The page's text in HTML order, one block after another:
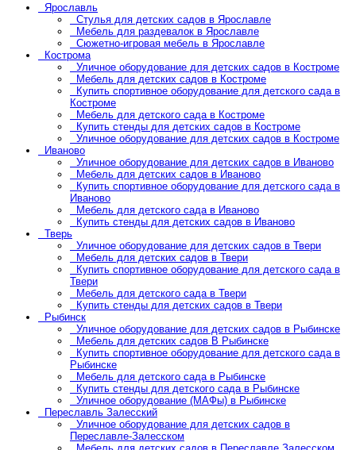
Ярославль
Стулья для детских садов в Ярославле
Мебель для раздевалок в Ярославле
Сюжетно-игровая мебель в Ярославле
Кострома
Уличное оборудование для детских садов в Костроме
Мебель для детских садов в Костроме
Купить спортивное оборудование для детского сада в
Костроме
Мебель для детского сада в Костроме
Купить стенды для детских садов в Костроме
Уличное оборудование для детских садов в Костроме
Иваново
Уличное оборудование для детских садов в Иваново
Мебель для детских садов в Иваново
Купить спортивное оборудование для детского сада в
Иваново
Мебель для детского сада в Иваново
Купить стенды для детских садов в Иваново
Тверь
Уличное оборудование для детских садов в Твери
Мебель для детских садов в Твери
Купить спортивное оборудование для детского сада в
Твери
Мебель для детского сада в Твери
Купить стенды для детских садов в Твери
Рыбинск
Уличное оборудование для детских садов в Рыбинске
Мебель для детских садов В Рыбинске
Купить спортивное оборудование для детского сада в
Рыбинске
Мебель для детского сада в Рыбинске
Купить стенды для детского сада в Рыбинске
Уличное оборудование (МАФы) в Рыбинске
Переславль Залесский
Уличное оборудование для детских садов в
Переславле-Залесском